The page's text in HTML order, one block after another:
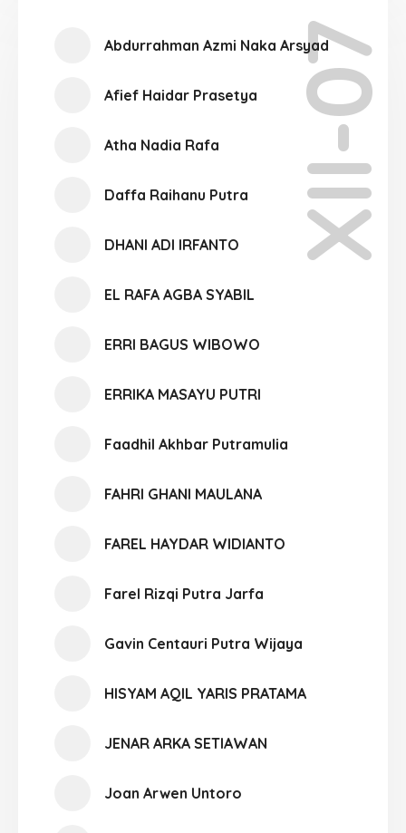
XII-07
Abdurrahman Azmi Naka Arsyad
Afief Haidar Prasetya
Atha Nadia Rafa
Daffa Raihanu Putra
DHANI ADI IRFANTO
EL RAFA AGBA SYABIL
ERRI BAGUS WIBOWO
ERRIKA MASAYU PUTRI
Faadhil Akhbar Putramulia
FAHRI GHANI MAULANA
FAREL HAYDAR WIDIANTO
Farel Rizqi Putra Jarfa
Gavin Centauri Putra Wijaya
HISYAM AQIL YARIS PRATAMA
JENAR ARKA SETIAWAN
Joan Arwen Untoro